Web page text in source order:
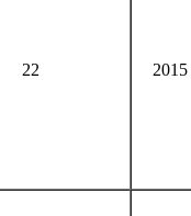
22 2015